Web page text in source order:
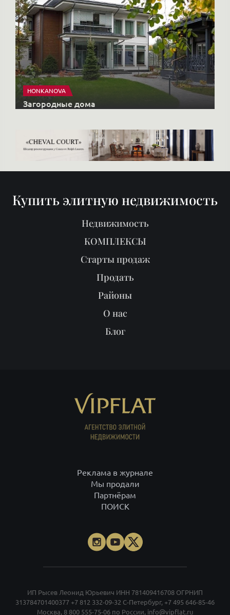
HONKANOVA
Загородные дома
Купить элитную недвижимость
Недвижимость
КОМПЛЕКСЫ
Старты продаж
Продать
Районы
О нас
Блог
Реклама в журнале
Мы продали
Партнёрам
ПОИСК
ИП Рысев Леонид Юрьевич ИНН 781409416708 ОГРНИП
313784701400377 +7 812 332-09-32 С-Петербург, +7 495 646-85-46
Москва, 8 800 555-75-06 по России, info@vipflat.ru